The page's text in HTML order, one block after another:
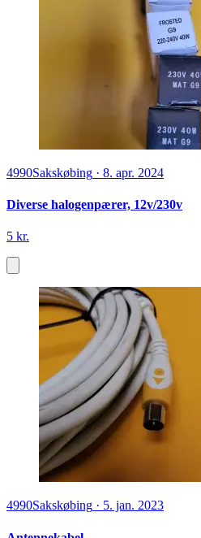
4990Sakskøbing · 8. apr. 2024
Diverse halogenpærer, 12v/230v
5 kr.
4990Sakskøbing · 5. jan. 2023